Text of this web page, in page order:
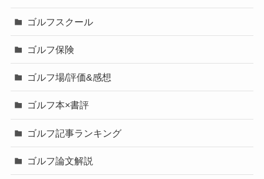
ゴルフスクール
ゴルフ保険
ゴルフ場/評価&感想
ゴルフ本×書評
ゴルフ記事ランキング
ゴルフ論文解説